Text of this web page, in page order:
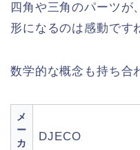
四角や三角のパーツが
形になるのは感動です
数学的な概念も持ち合
メ
ー
カ
DJECO